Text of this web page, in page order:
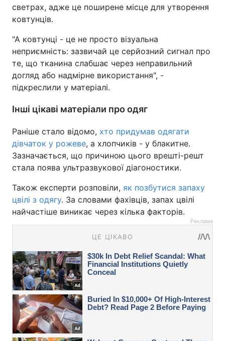
светрах, адже це поширене місце для утворення
ковтунців.
"А ковтунці - це не просто візуальна
неприємність: зазвичай це серйозний сигнал про
те, що тканина слабшає через неправильний
догляд або надмірне використання", -
підкреслили у матеріалі.
Інші цікаві матеріали про одяг
Раніше стало відомо, хто придумав одягати
дівчаток у рожеве, а хлопчиків - у блакитне.
Зазначається, що причиною цього врешті-решт
стала поява ультразвукової діагоностики.
Також експерти розповіли, як позбутися запаху
цвілі з одягу. За словами фахівців, запах цвілі
найчастіше виникає через кілька факторів.
Реклама